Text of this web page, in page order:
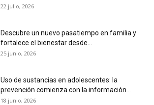
22 julio, 2026
Descubre un nuevo pasatiempo en familia y
fortalece el bienestar desde...
25 junio, 2026
Uso de sustancias en adolescentes: la
prevención comienza con la información...
18 junio, 2026